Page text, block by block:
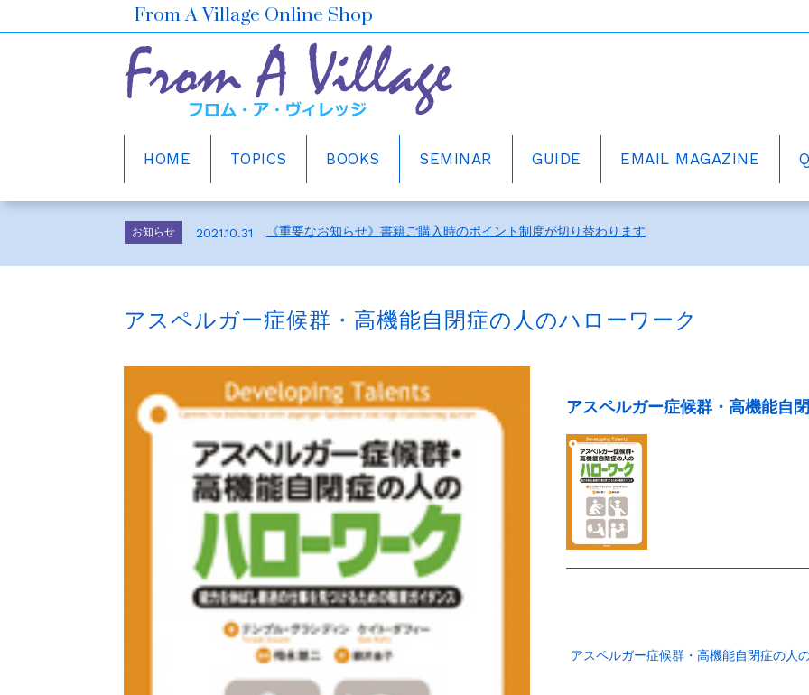
From A Village Online Shop
HOME TOPICS BOOKS SEMINAR GUIDE EMAIL MAGAZINE
2021.10.30 ホームページをリニューアルしました。
2026年6月の売上ベスト5
お知らせ 2021.10.31 《重要なお知らせ》書籍ご購入時のポイント制度が切り替わります
お知らせ 2021.10.31 《重要なお知らせ》書籍ご購入時のポイント制度が切り替わります
2021.10.30 ホームページをリニューアルしました。
アスペルガー症候群・高機能自閉症の人のハローワーク
アスペルガー症候群・高機能自
アスペルガー症候群・高機能自閉症の人